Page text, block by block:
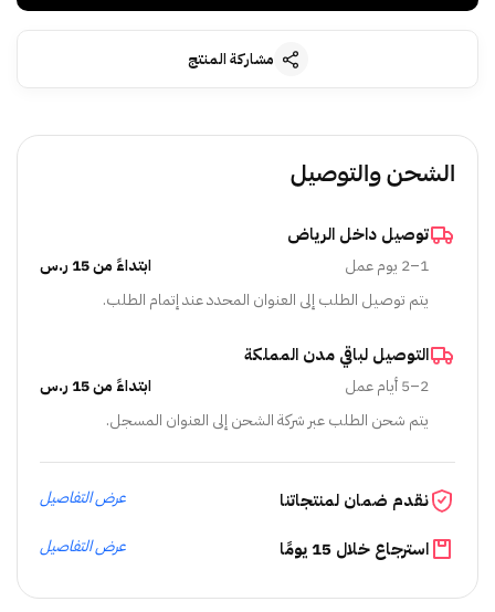
مشاركة المنتج
الشحن والتوصيل
توصيل داخل الرياض
1–2 يوم عمل
ابتداءً من 15 ر.س
يتم توصيل الطلب إلى العنوان المحدد عند إتمام الطلب.
التوصيل لباقي مدن المملكة
2–5 أيام عمل
ابتداءً من 15 ر.س
يتم شحن الطلب عبر شركة الشحن إلى العنوان المسجل.
نقدم ضمان لمنتجاتنا عرض التفاصيل
استرجاع خلال 15 يومًا عرض التفاصيل